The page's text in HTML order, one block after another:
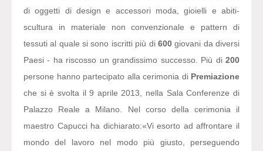
di oggetti di design e accessori moda, gioielli e abiti-
scultura in materiale non convenzionale e pattern di
tessuti al quale si sono iscritti più di 600giovani da diversi
Paesi - ha riscosso un grandissimo successo. Più di 200
persone hanno partecipato alla cerimonia di Premiazione
che si è svolta il 9 aprile 2013, nella Sala Conferenze di
Palazzo Reale a Milano. Nel corso della cerimonia il
maestro Capucci ha dichiarato:«Vi esorto ad affrontare il
mondo del lavoro nel modo più giusto, perseguendo